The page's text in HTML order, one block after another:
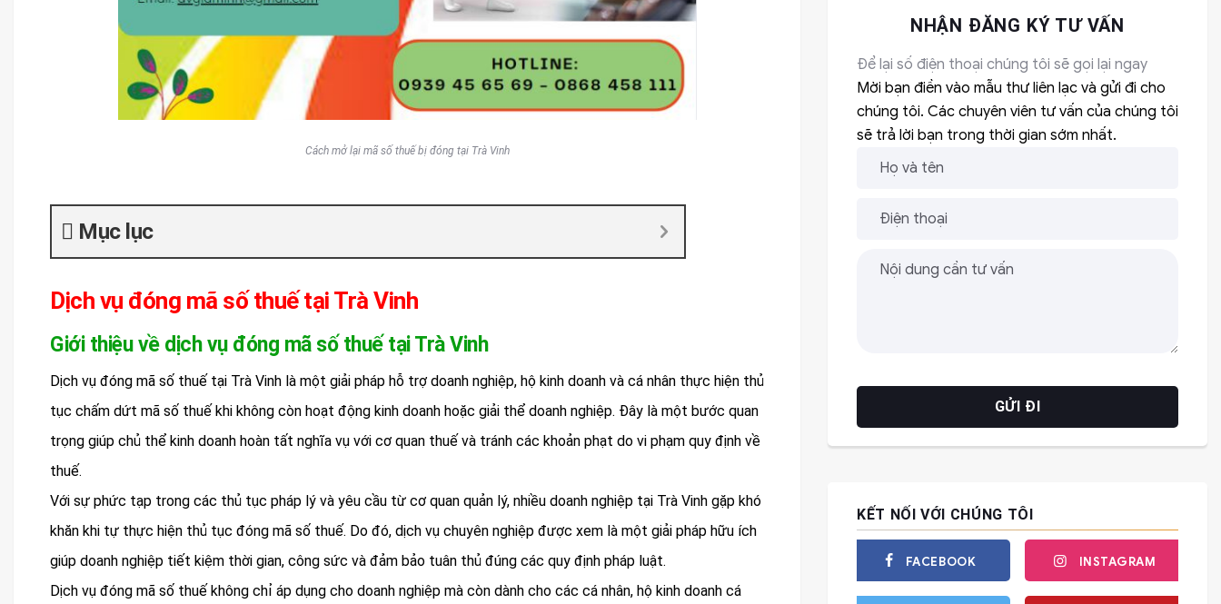
Cách mở lại mã số thuế bị đóng tại Trà Vinh
Mục lục
Dịch vụ đóng mã số thuế tại Trà Vinh
Giới thiệu về dịch vụ đóng mã số thuế tại Trà Vinh
Dịch vụ đóng mã số thuế tại Trà Vinh là một giải pháp hỗ trợ doanh nghiệp, hộ kinh doanh và cá nhân thực hiện thủ
tục chấm dứt mã số thuế khi không còn hoạt động kinh doanh hoặc giải thể doanh nghiệp. Đây là một bước quan
trọng giúp chủ thể kinh doanh hoàn tất nghĩa vụ với cơ quan thuế và tránh các khoản phạt do vi phạm quy định về
thuế.
Với sự phức tạp trong các thủ tục pháp lý và yêu cầu từ cơ quan quản lý, nhiều doanh nghiệp tại Trà Vinh gặp khó
khăn khi tự thực hiện thủ tục đóng mã số thuế. Do đó, dịch vụ chuyên nghiệp được xem là một giải pháp hữu ích
giúp doanh nghiệp tiết kiệm thời gian, công sức và đảm bảo tuân thủ đúng các quy định pháp luật.
Dịch vụ đóng mã số thuế không chỉ áp dụng cho doanh nghiệp mà còn dành cho các cá nhân, hộ kinh doanh cá
NHẬN ĐĂNG KÝ TƯ VẤN
Để lại số điện thoại chúng tôi sẽ gọi lại ngay
Mời bạn điền vào mẫu thư liên lạc và gửi đi cho
chúng tôi. Các chuyên viên tư vấn của chúng tôi
sẽ trả lời bạn trong thời gian sớm nhất.
KẾT NỐI VỚI CHÚNG TÔI
FACEBOOK INSTAGRAM